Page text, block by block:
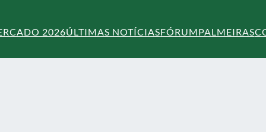
2026ÚLTIMAS NOTÍCIASFÓRUMPALMEIRAS